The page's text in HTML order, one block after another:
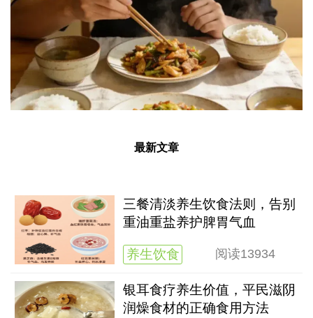
最新文章
三餐清淡养生饮食法则，告别
重油重盐养护脾胃气血
养生饮食 阅读13934
银耳食疗养生价值，平民滋阴
润燥食材的正确食用方法